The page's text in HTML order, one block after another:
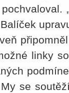
linky
se